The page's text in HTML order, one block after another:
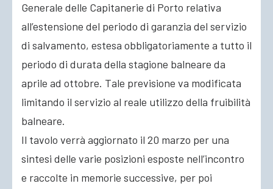
Generale delle Capitanerie di Porto relativa
all’estensione del periodo di garanzia del servizio
di salvamento, estesa obbligatoriamente a tutto il
periodo di durata della stagione balneare da
aprile ad ottobre. Tale previsione va modificata
limitando il servizio al reale utilizzo della fruibilità
balneare.
Il tavolo verrà aggiornato il 20 marzo per una
sintesi delle varie posizioni esposte nell’incontro
e raccolte in memorie successive, per poi